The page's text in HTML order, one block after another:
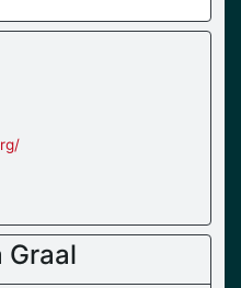
Graal